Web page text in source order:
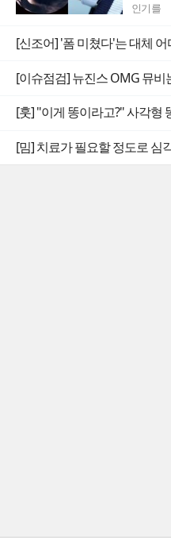
인기를
[신조어] '폼 미쳤다'는 대체
[밈] 치료가 필요할 정도로